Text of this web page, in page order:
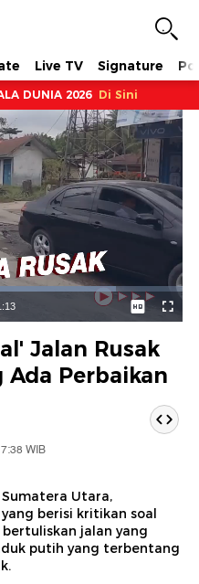
Live TV Signature
DUNIA 2026 Di Sini
Jalan Rusak
Ada Perbaikan
WIB
Utara,
berisi kritikan soal
jalan yang
putih yang terbentang